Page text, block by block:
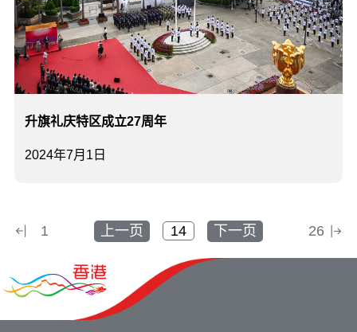
2024年7月1日
升旗礼庆特区成立27周年
1 上一页 下一页 26